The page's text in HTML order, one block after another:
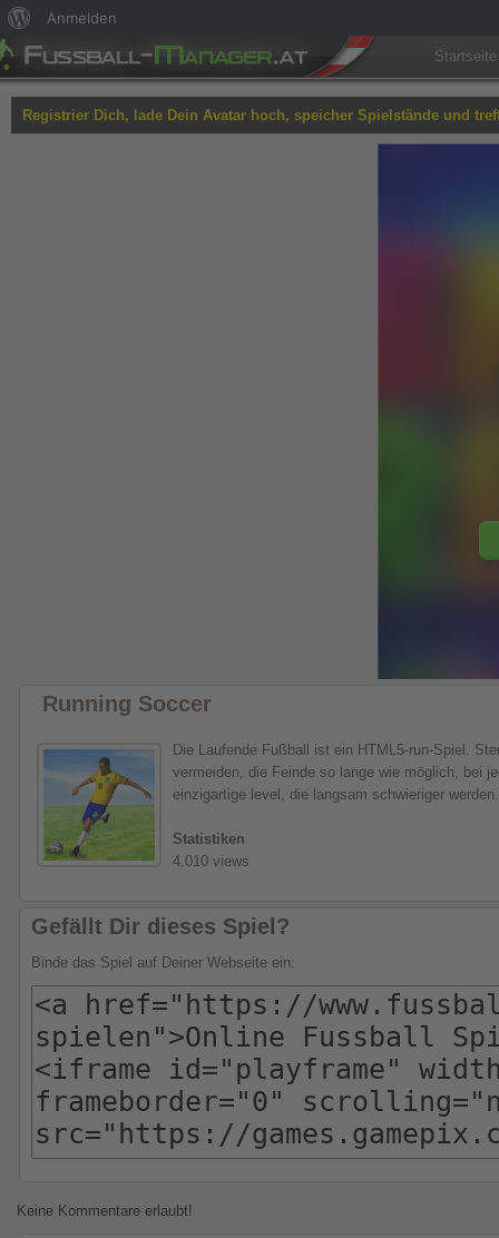
Startseite
Registrier Dich, lade Dein Avatar hoch, speicher Spielstände und
Running Soccer
Die Laufende Fußball ist ein HTML5-run-Spiel.
vermeiden, die Feinde so lange wie möglich, bei
einzigartige level, die langsam schwieriger werden.
Statistiken
4.010 views
Gefällt Dir dieses Spiel?
Binde das Spiel auf Deiner Webseite ein:
Keine Kommentare erlaubt!
Über
WordPress
Anmelden